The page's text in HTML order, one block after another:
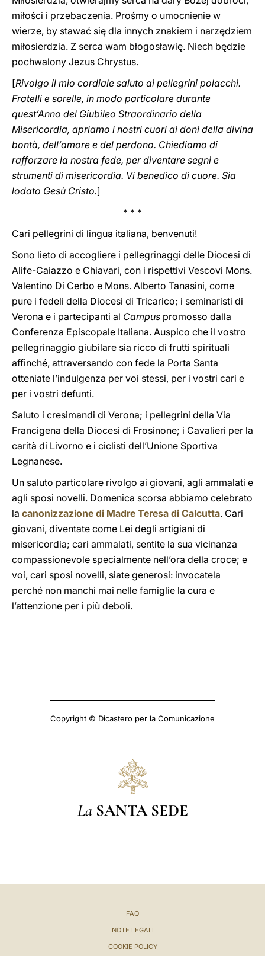
miłości i przebaczenia. Prośmy o umocnienie w
wierze, by stawać się dla innych znakiem i narzędziem
miłosierdzia. Z serca wam błogosławię. Niech będzie
pochwalony Jezus Chrystus.
[Rivolgo il mio cordiale saluto ai pellegrini polacchi.
Fratelli e sorelle, in modo particolare durante
quest’Anno del Giubileo Straordinario della
Misericordia, apriamo i nostri cuori ai doni della divina
bontà, dell’amore e del perdono. Chiediamo di
rafforzare la nostra fede, per diventare segni e
strumenti di misericordia. Vi benedico di cuore. Sia
lodato Gesù Cristo.]
* * *
Cari pellegrini di lingua italiana, benvenuti!
Sono lieto di accogliere i pellegrinaggi delle Diocesi di
Alife-Caiazzo e Chiavari, con i rispettivi Vescovi Mons.
Valentino Di Cerbo e Mons. Alberto Tanasini, come
pure i fedeli della Diocesi di Tricarico; i seminaristi di
Verona e i partecipanti al Campus promosso dalla
Conferenza Episcopale Italiana. Auspico che il vostro
pellegrinaggio giubilare sia ricco di frutti spirituali
affinché, attraversando con fede la Porta Santa
otteniate l’indulgenza per voi stessi, per i vostri cari e
per i vostri defunti.
Saluto i cresimandi di Verona; i pellegrini della Via
Francigena della Diocesi di Frosinone; i Cavalieri per la
carità di Livorno e i ciclisti dell’Unione Sportiva
Legnanese.
Un saluto particolare rivolgo ai giovani, agli ammalati e
agli sposi novelli. Domenica scorsa abbiamo celebrato
la canonizzazione di Madre Teresa di Calcutta. Cari
giovani, diventate come Lei degli artigiani di
misericordia; cari ammalati, sentite la sua vicinanza
compassionevole specialmente nell’ora della croce; e
voi, cari sposi novelli, siate generosi: invocatela
perché non manchi mai nelle famiglie la cura e
l’attenzione per i più deboli.
Copyright © Dicastero per la Comunicazione
La SANTA SEDE
FAQ
NOTE LEGALI
COOKIE POLICY